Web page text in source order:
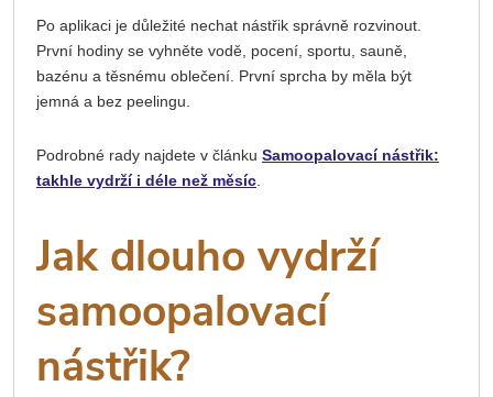
Po aplikaci je důležité nechat nástřik správně rozvinout.
První hodiny se vyhněte vodě, pocení, sportu, sauně,
bazénu a těsnému oblečení. První sprcha by měla být
jemná a bez peelingu.
Podrobné rady najdete v článku Samoopalovací nástřik:
takhle vydrží i déle než měsíc
Jak dlouho vydrží
samoopalovací
nástřik?